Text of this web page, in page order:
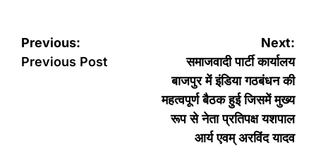
Post
navigation
Previous:
Previous Post
Next:
समाजवादी पार्टी कार्यालय
बाजपुर में इंडिया गठबंधन की
महत्वपूर्ण बैठक हुई जिसमें मुख्य
रूप से नेता प्रतिपक्ष यशपाल
आर्य एवम् अरविंद यादव